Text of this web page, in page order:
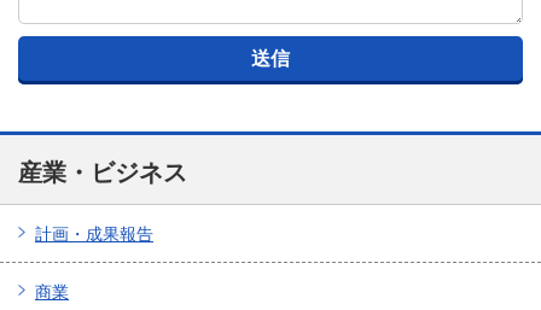
産業・ビジネス
計画・成果報告
商業